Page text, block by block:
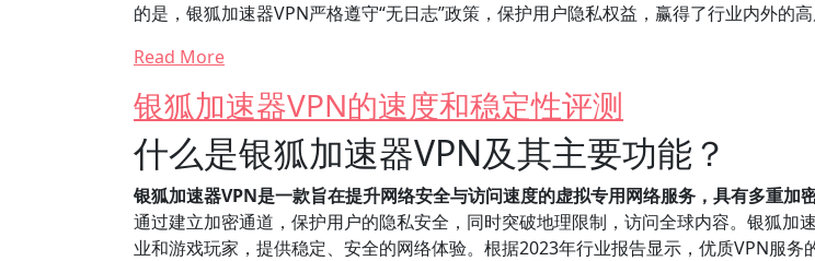
的是，银狐加速器VPN严格遵守“无日志”政策，保护用户隐私权益，赢得了行业内外的高
Read More
银狐加速器VPN的速度和稳定性评测
什么是银狐加速器VPN及其主要功能？
银狐加速器VPN是一款旨在提升网络安全与访问速度的虚拟专用网络服务，具有多重加
通过建立加密通道，保护用户的隐私安全，同时突破地理限制，访问全球内容。银狐加
业和游戏玩家，提供稳定、安全的网络体验。根据2023年行业报告显示，优质VPN服务